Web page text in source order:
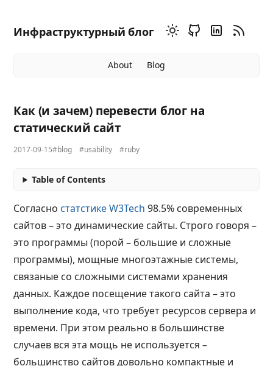
Инфраструктурный блог
About Blog
Как (и зачем) перевести блог на
статический сайт
2017-09-15#blog #usability #ruby
Table of Contents
Согласно статстике W3Tech 98.5% современных
сайтов – это динамические сайты. Строго говоря –
это программы (порой – большие и сложные
программы), мощные многоэтажные системы,
связаные со сложными системами хранения
данных. Каждое посещение такого сайта – это
выполнение кода, что требует ресурсов сервера и
времени. При этом реально в большинстве
случаев вся эта мощь не используется –
большинство сайтов довольно компактные и